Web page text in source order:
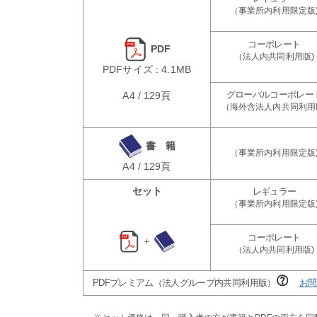
PDF
PDFサイズ : 4.1MB
A4 / 129頁
書 籍
A4 / 129頁
セット
＋
PDFプレミアム（法人グループ内共同利用版） お